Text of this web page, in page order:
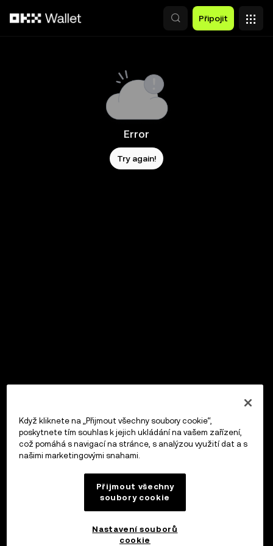
Připojit
Error
Try again!
Když kliknete na „Přijmout všechny soubory cookie“,
poskytnete tím souhlas k jejich ukládání na vašem zařízení,
což pomáhá s navigací na stránce, s analýzou využití dat a s
našimi marketingovými snahami.
Přijmout všechny
soubory cookie
Nastavení souborů
cookie